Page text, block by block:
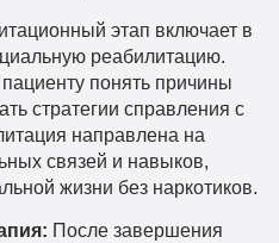
этап включает в
реабилитацию.
понять причины
стратегии справления с
направлена на
связей и навыков,
жизни без наркотиков.
После завершения